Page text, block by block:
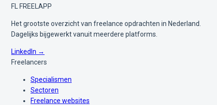
FL FREELAPP
Het grootste overzicht van freelance opdrachten in Nederland.
Dagelijks bijgewerkt vanuit meerdere platforms.
LinkedIn →
Freelancers
Specialismen
Sectoren
Freelance websites